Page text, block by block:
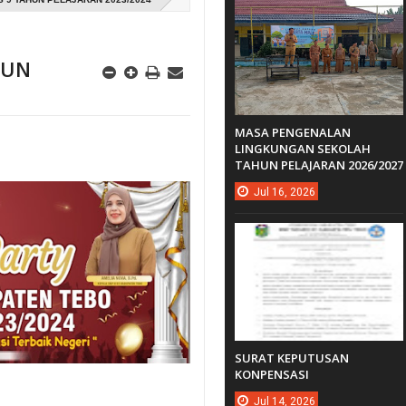
MASA PENGENALAN
LINGKUNGAN SEKOLAH
TAHUN PELAJARAN 2026/2027
Jul 16, 2026
SURAT KEPUTUSAN
KONPENSASI
Jul 14, 2026